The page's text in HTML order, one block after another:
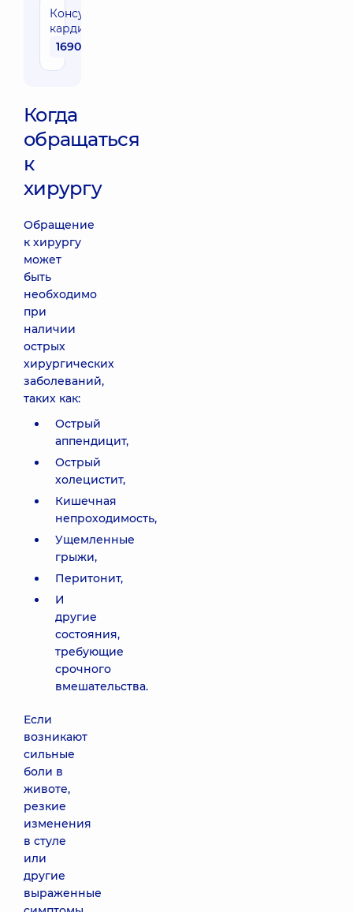
Консультация
кардиохирурга
1690 грн
Когда
обращаться
к
хирургу
Обращение
к хирургу
может
быть
необходимо
при
наличии
острых
хирургических
заболеваний,
таких как:
Острый
аппендицит,
Острый
холецистит,
Кишечная
непроходимость,
Ущемленные
грыжи,
Перитонит,
И
другие
состояния,
требующие
срочного
вмешательства.
Если
возникают
сильные
боли в
животе,
резкие
изменения
в стуле
или
другие
выраженные